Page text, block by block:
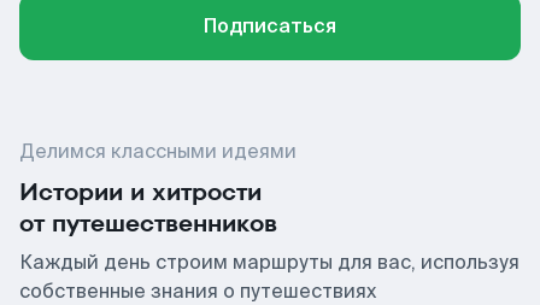
Подписаться
Делимся классными идеями
Истории и хитрости
от путешественников
Каждый день строим маршруты для вас, используя
собственные знания о путешествиях